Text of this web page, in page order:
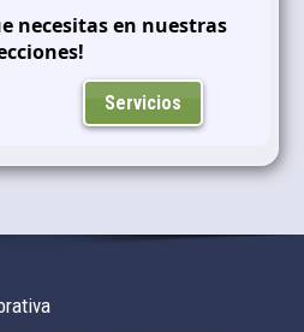
necesitas en nuestras
Servicios